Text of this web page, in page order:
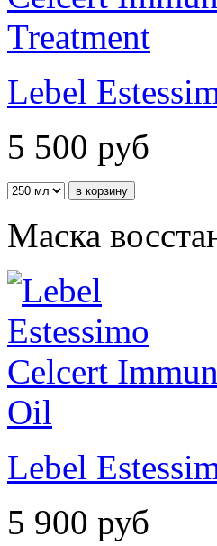
Lebel
5 500 руб
Маска
Lebel
5 900 руб